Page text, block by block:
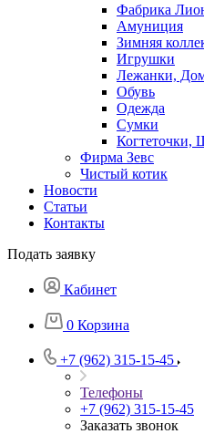
Фабрика
Амуниция
Зимняя
Игрушки
Лежанки,
Обувь
Одежда
Сумки
Когтеточки,
Фирма Зевс
Чистый котик
Новости
Статьи
Контакты
Подать заявку
Кабинет
0 Корзина
+7 (962) 315-15-45
Телефоны
+7 (962) 315-15-45
Заказать звонок